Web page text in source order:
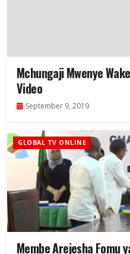
Mchungaji Mwenye
Video
September 9, 2019
GLOBAL TV ONLINE
Membe Arejesha Fomu